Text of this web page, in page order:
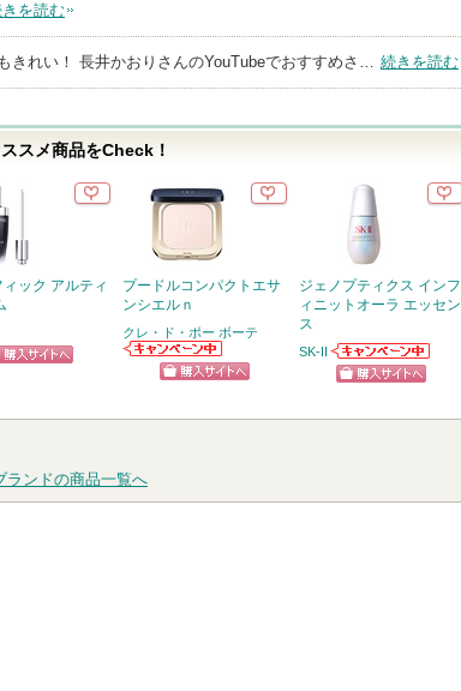
を読む
きれい！ 長井かおりさんのYouTubeでおすすめさ… 続きを読む
スメ商品をCheck！
ック アルティ
プードルコンパクトエサ
ンシエルｎ
クレ・ド・ポー ボーテ
クレ・ド・ポー
ボーテからのお
ジェノプティクス インフ
ィニットオーラ エッセン
ス
SK-II
SK-IIからのお知
らせがあります
ランドの商品一覧へ